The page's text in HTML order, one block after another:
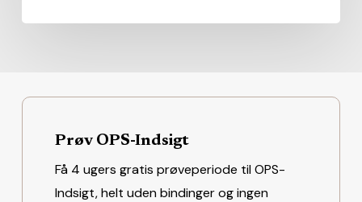
Prøv OPS-Indsigt
Få 4 ugers gratis prøveperiode til OPS-
Indsigt, helt uden bindinger og ingen